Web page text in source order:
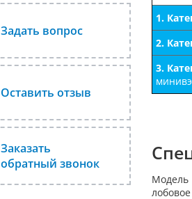
Задать вопрос
Оставить отзыв
Заказать
обратный звонок
1.
2.
3.
Модель